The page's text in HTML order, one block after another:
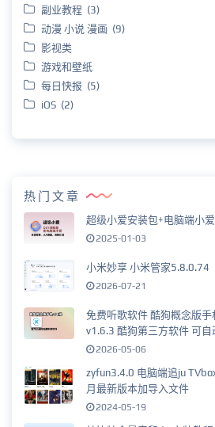
副业教程 (3)
动漫 小说 漫画 (9)
影视类
游戏和壁纸
每日快报 (5)
iOS (2)
热门文章
超级小爱安装包+电脑端小爱
2025-01-03
小米妙享 小米管家5.8.0.74
2026-07-21
免费听歌软件 酷狗概念版手
v1.6.3 酷狗第三方软件 可自
2026-05-06
zyfun3.4.0 电脑端追ju
月最新版本加导入文件
2024-05-19